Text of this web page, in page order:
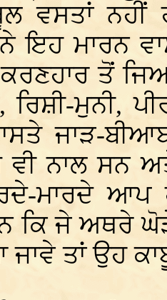
ਵਸਤਾਂ ਨਹੀਂ
ਇਹ ਮਾਰਨ
ਕਰਣਹਾਰ ਤੋਂ
ਰਿਸ਼ੀ-ਮੁਨੀ,
ਜਾੜ-
ਵੀ ਨਾਲ ਸਨ
ਮਾਰਦੇ ਆਪ
ਕਿ ਜੇ ਅਥਰੇ
ਤਾਂ ਉਹ